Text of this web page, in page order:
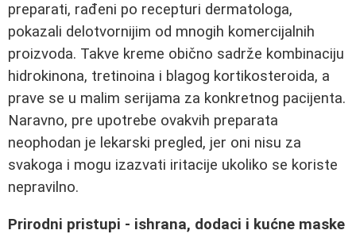
preparati, rađeni po recepturi dermatologa,
pokazali delotvornijim od mnogih komercijalnih
proizvoda. Takve kreme obično sadrže kombinaciju
hidrokinona, tretinoina i blagog kortikosteroida, a
prave se u malim serijama za konkretnog pacijenta.
Naravno, pre upotrebe ovakvih preparata
neophodan je lekarski pregled, jer oni nisu za
svakoga i mogu izazvati iritacije ukoliko se koriste
nepravilno.
Prirodni pristupi - ishrana, dodaci i kućne maske